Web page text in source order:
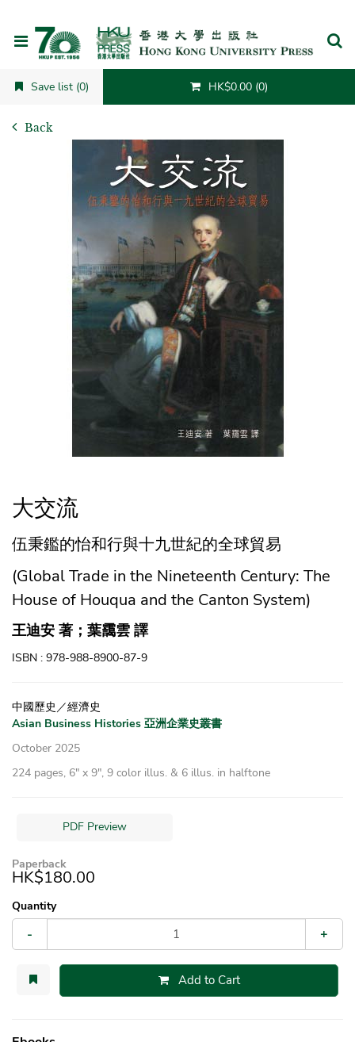
Save list (0) HK$0.00 (0)
Back
大交流
伍秉鑑的怡和行與十九世紀的全球貿易
(Global Trade in the Nineteenth Century: The
House of Houqua and the Canton System)
王迪安 著；葉靄雲 譯
ISBN : 978-988-8900-87-9
中國歷史／經濟史
Asian Business Histories 亞洲企業史叢書
October 2025
224 pages, 6″ x 9″, 9 color illus. & 6 illus. in halftone
PDF Preview
Paperback
HK$180.00
Quantity
- +
Add to Cart